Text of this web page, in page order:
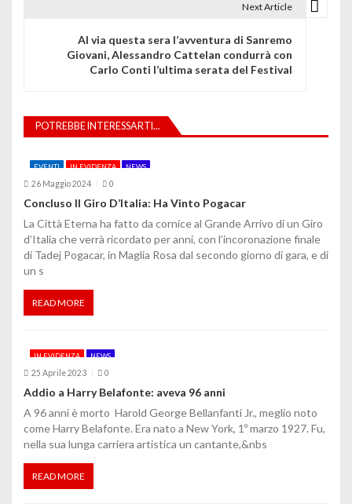
i
n
e
a
r
t
i
c
o
l
i
Next Article
Al via questa sera l’avventura di Sanremo
Giovani, Alessandro Cattelan condurrà con
Carlo Conti l’ultima serata del Festival
POTREBBE INTERESSARTI...
EVENTI IN EVIDENZA NEWS
26 Maggio 2024 0
Concluso Il Giro D’Italia: Ha Vinto Pogacar
La Città Eterna ha fatto da cornice al Grande Arrivo di un Giro
d’Italia che verrà ricordato per anni, con l’incoronazione finale
di Tadej Pogacar, in Maglia Rosa dal secondo giorno di gara, e di
un s
READ MORE
IN EVIDENZA NEWS
25 Aprile 2023 0
Addio a Harry Belafonte: aveva 96 anni
A 96 anni è morto Harold George Bellanfanti Jr., meglio noto
come Harry Belafonte. Era nato a New York, 1º marzo 1927. Fu,
nella sua lunga carriera artistica un cantante,&nbs
READ MORE